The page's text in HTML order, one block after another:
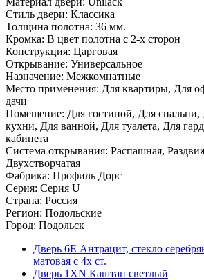
Стиль двери: Классика
Толщина полотна: 36 мм.
Кромка: В цвет полотна с 2-х сторон
Конструкция: Царговая
Открывание: Универсальное
Назначение: Межкомнатные
Место применения: Для квартиры, Для
дачи
Помещение: Для гостиной, Для спальни,
кухни, Для ванной, Для туалета, Для
кабинета
Система открывания: Распашная,
Двухстворчатая
Фабрика: Профиль Дорс
Серия: Серия U
Страна: Россия
Регион: Подольские
Город: Подольск
Дверь 6Е Антрацит, стекло
матовая с 4х ст.
Дверь 1ХN Каштан светлый